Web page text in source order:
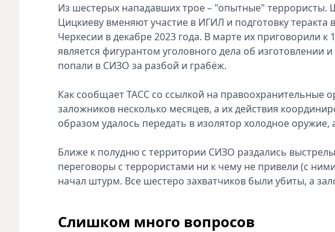
Из шестерых нападавших трое – "опытные" террористы.
Цицкиеву вменяют участие в ИГИЛ и подготовку теракта
Черкесии в декабре 2023 года. В марте их приговорили
является фигурантом уголовного дела об
попали в СИЗО за разбой и грабёж.
Как сообщает ТАСС со ссылкой на правоохранительные
заложников несколько месяцев, а их действия
образом удалось передать в изолятор холодное оружие,
Ближе к полудню с территории СИЗО раздались
переговоры с террористами ни к чему не привели (с
начал штурм. Все шестеро захватчиков были убиты, а
Слишком много вопросов